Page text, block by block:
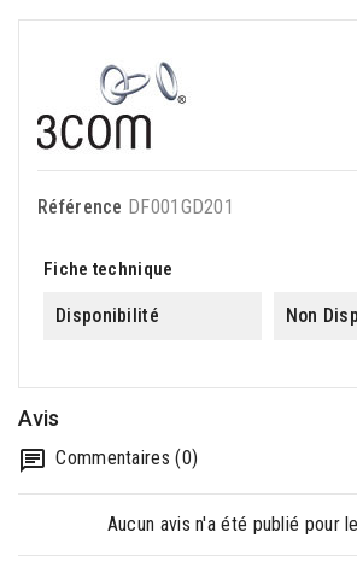
Référence DF001GD201
Fiche technique
Disponibilité Non
Avis
Commentaires (0)
Aucun avis n'a été publié pour